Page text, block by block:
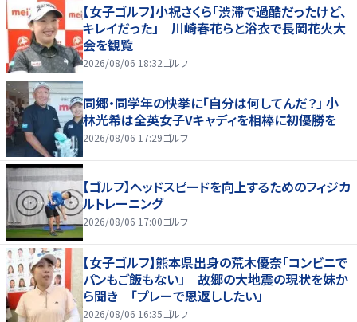
【女子ゴルフ】小祝さくら「渋滞で過酷だったけど、
キレイだった」 川崎春花らと浴衣で長岡花火大
会を観覧
2026/08/06 18:32ゴルフ
同郷・同学年の快挙に「自分は何してんだ？」 小
林光希は全英女子Vキャディを相棒に初優勝を
2026/08/06 17:29ゴルフ
【ゴルフ】ヘッドスピードを向上するためのフィジカ
ルトレーニング
2026/08/06 17:00ゴルフ
【女子ゴルフ】熊本県出身の荒木優奈「コンビニで
パンもご飯もない」 故郷の大地震の現状を妹か
ら聞き 「プレーで恩返ししたい」
2026/08/06 16:35ゴルフ